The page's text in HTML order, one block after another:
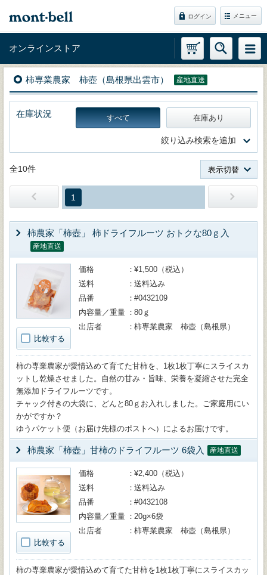
ログイン メニュー
オンラインストア
柿専業農家 柿壺（島根県出雲市） 産地直送
在庫状況 すべて 在庫あり
絞り込み検索を追加
全10件 表示切替
1
柿農家「柿壺」 柿ドライフルーツ おトクな80ｇ入
産地直送
比較する
価格
¥1,500（税込）
送料
送料込み
品番
#0432109
内容量／重量
80ｇ
出店者
柿専業農家 柿壺（島根県）
柿の専業農家が愛情込めて育てた甘柿を、1枚1枚丁寧にスライスカ
ットし乾燥させました。自然の甘み・旨味、栄養を凝縮させた完全
無添加ドライフルーツです。
チャック付きの大袋に、どんと80ｇお入れしました。ご家庭用にい
かがですか？
ゆうパケット便（お届け先様のポストへ）によるお届けです。
柿農家「柿壺」甘柿のドライフルーツ 6袋入 産地直送
比較する
価格
¥2,400（税込）
送料
送料込み
品番
#0432108
内容量／重量
20g×6袋
出店者
柿専業農家 柿壺（島根県）
柿の専業農家が愛情込めて育てた甘柿を1枚1枚丁寧にスライスカッ